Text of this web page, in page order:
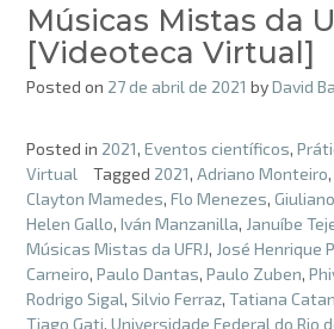
Músicas Mistas da
[Videoteca Virtual]
Posted on 27 de abril de 2021 byDavid
Posted in 2021, Eventos científicos,
Virtual
Tagged 2021, Adriano Monteiro,
Clayton Mamedes, Flo Menezes,
Helen Gallo, Iván Manzanilla, Januíbe
Músicas Mistas da UFRJ, José Henrique
Carneiro, Paulo Dantas, Paulo Zuben,
Rodrigo Sigal, Silvio Ferraz, Tatiana
Tiago Gati, Universidade Federal do Rio